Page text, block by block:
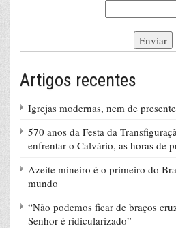
Artigos recentes
Igrejas modernas, nem de
570 anos da Festa da
enfrentar o Calvário, as horas de
Azeite mineiro é o primeiro do
mundo
“Não podemos ficar de braços
Senhor é ridicularizado”